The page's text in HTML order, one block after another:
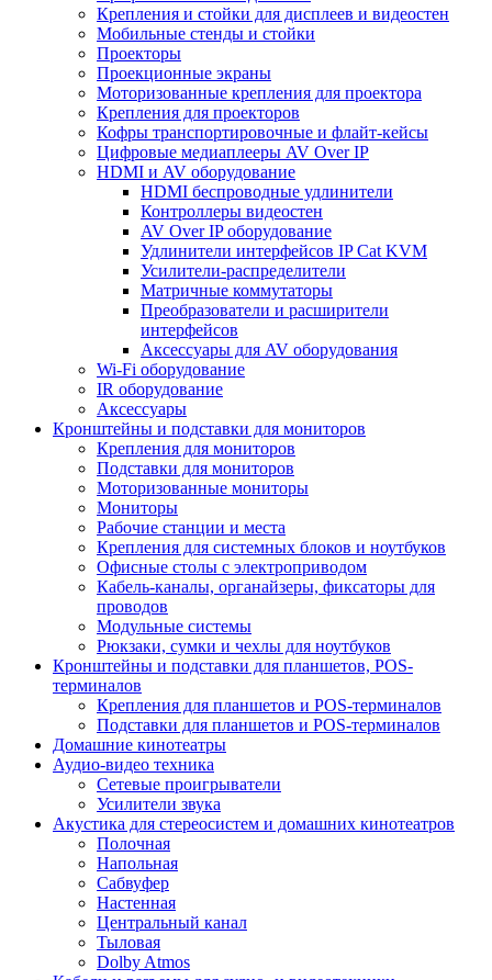
Крепления и стойки для дисплеев и видеостен
Мобильные стенды и стойки
Проекторы
Проекционные экраны
Моторизованные крепления для проектора
Крепления для проекторов
Кофры транспортировочные и флайт-кейсы
Цифровые медиаплееры AV Over IP
HDMI и AV оборудование
HDMI беспроводные удлинители
Контроллеры видеостен
AV Over IP оборудование
Удлинители интерфейсов IP Cat KVM
Усилители-распределители
Матричные коммутаторы
Преобразователи и расширители
интерфейсов
Аксессуары для AV оборудования
Wi-Fi оборудование
IR оборудование
Аксессуары
Кронштейны и подставки для мониторов
Крепления для мониторов
Подставки для мониторов
Моторизованные мониторы
Мониторы
Рабочие станции и места
Крепления для системных блоков и ноутбуков
Офисные столы с электроприводом
Кабель-каналы, органайзеры, фиксаторы для
проводов
Модульные системы
Рюкзаки, сумки и чехлы для ноутбуков
Кронштейны и подставки для планшетов, POS-
терминалов
Крепления для планшетов и POS-терминалов
Подставки для планшетов и POS-терминалов
Домашние кинотеатры
Аудио-видео техника
Сетевые проигрыватели
Усилители звука
Акустика для стереосистем и домашних кинотеатров
Полочная
Напольная
Сабвуфер
Настенная
Центральный канал
Тыловая
Dolby Atmos